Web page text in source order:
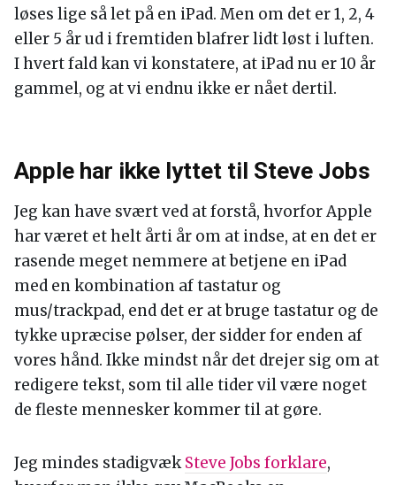
løses lige så let på en iPad. Men om det er 1, 2, 4
eller 5 år ud i fremtiden blafrer lidt løst i luften.
I hvert fald kan vi konstatere, at iPad nu er 10 år
gammel, og at vi endnu ikke er nået dertil.
Apple har ikke lyttet til Steve Jobs
Jeg kan have svært ved at forstå, hvorfor Apple
har været et helt årti år om at indse, at en det er
rasende meget nemmere at betjene en iPad
med en kombination af tastatur og
mus/trackpad, end det er at bruge tastatur og de
tykke upræcise pølser, der sidder for enden af
vores hånd. Ikke mindst når det drejer sig om at
redigere tekst, som til alle tider vil være noget
de fleste mennesker kommer til at gøre.
Jeg mindes stadigvækSteve Jobs forklare,